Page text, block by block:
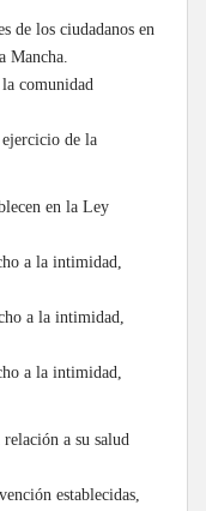
de los ciudadanos en
Mancha.
comunidad
de la
en la Ley
a la intimidad,
a la intimidad,
a la intimidad,
relación a su salud
establecidas,